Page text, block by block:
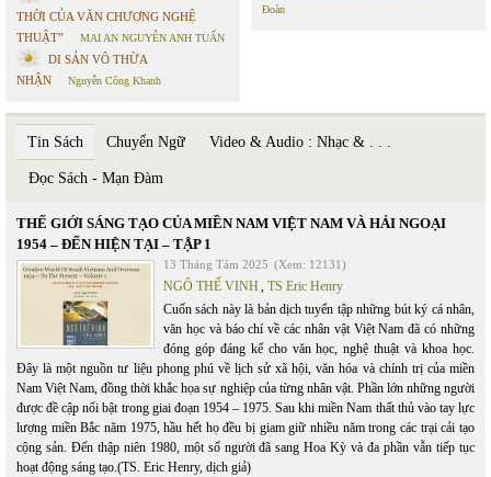
THỜI CỦA VĂN CHƯƠNG NGHỆ
THUẬT”
MAI AN NGUYỄN ANH TUẤN
DI SẢN VÔ THỪA
NHẬN
Nguyễn Công Khanh
Đoàn
Tin Sách Chuyển Ngữ Video & Audio : Nhạc & . . .
Đọc Sách - Mạn Đàm
THẾ GIỚI SÁNG TẠO CỦA MIỀN NAM VIỆT NAM VÀ HẢI NGOẠI
1954 – ĐẾN HIỆN TẠI – TẬP 1
13 Tháng Tám 2025 (Xem: 12131)
NGÔ THẾ VINH, TS Eric Henry
Cuốn sách này là bản dịch tuyển tập những bút ký cá nhân,
văn học và báo chí về các nhân vật Việt Nam đã có những
đóng góp đáng kể cho văn học, nghệ thuật và khoa học.
Đây là một nguồn tư liệu phong phú về lịch sử xã hội, văn hóa và chính trị của miền
Nam Việt Nam, đồng thời khắc họa sự nghiệp của từng nhân vật. Phần lớn những người
được đề cập nổi bật trong giai đoạn 1954 – 1975. Sau khi miền Nam thất thủ vào tay lực
lượng miền Bắc năm 1975, hầu hết họ đều bị giam giữ nhiều năm trong các trại cải tạo
cộng sản. Đến thập niên 1980, một số người đã sang Hoa Kỳ và đa phần vẫn tiếp tục
hoạt động sáng tạo.(TS. Eric Henry, dịch giả)